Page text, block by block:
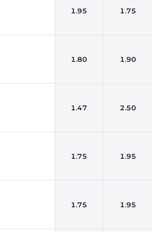
1.95 1.75
1.80 1.90
1.47 2.50
1.75 1.95
1.75 1.95